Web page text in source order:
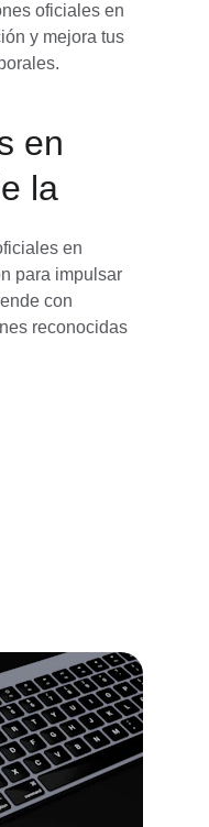
oficiales en
y mejora tus
en
la
en
para impulsar
con
reconocidas